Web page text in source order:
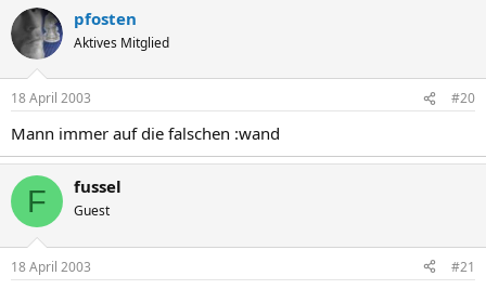
pfosten
Aktives Mitglied
18 April 2003 #20
Mann immer auf die falschen :wand
F fussel
Guest
18 April 2003 #21